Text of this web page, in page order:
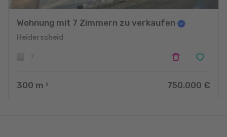
Wohnung mit 7 Zimmern zu verkaufen
Heiderscheid
300 m 2 750.000 €